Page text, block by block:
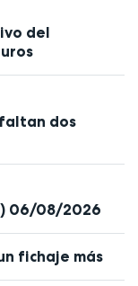
del
dos
06/08/2026
fichaje más